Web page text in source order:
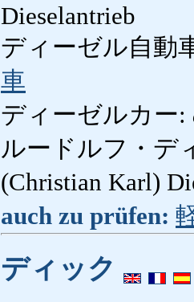
Dieselantrieb
ディーゼル自動
車
ディーゼルカー:
ルードルフ・デ
(Christian Karl)
auch zu prüfen:
ディック